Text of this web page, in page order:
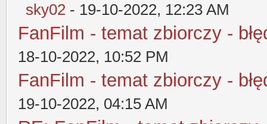
sky02 - 19-10-2022, 12:23 AM
FanFilm - temat zbiorczy -
18-10-2022, 10:52 PM
FanFilm - temat zbiorczy -
19-10-2022, 04:15 AM